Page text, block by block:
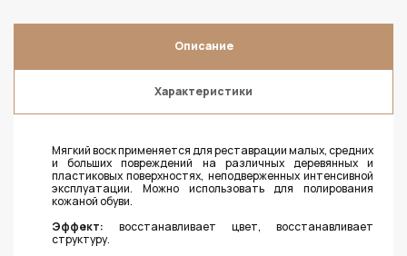
Описание
Характеристики
Мягкий воск применяется для реставрации малых, средних
и больших повреждений на различных деревянных и
пластиковых поверхностях, неподверженных интенсивной
эксплуатации. Можно использовать для полирования
кожаной обуви.
Эффект: восстанавливает цвет, восстанавливает
структуру.